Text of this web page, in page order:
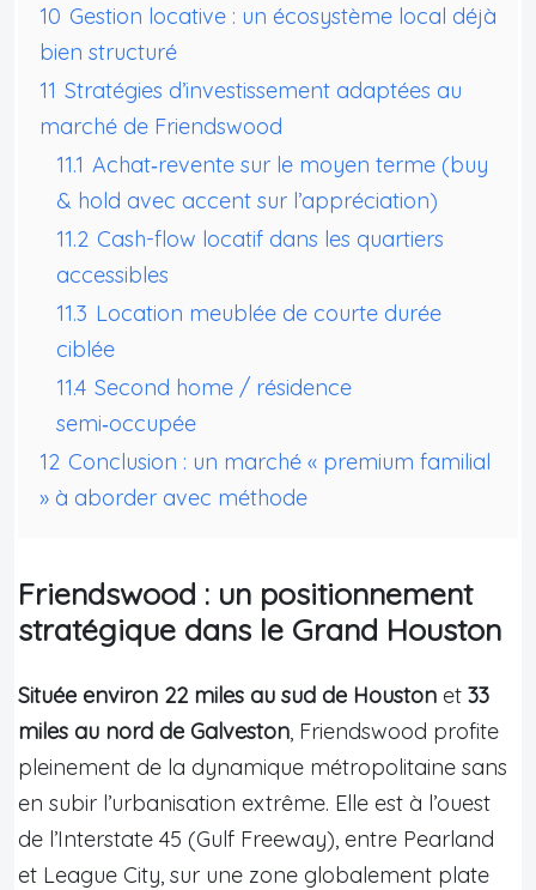
10 Gestion locative : un écosystème local déjà
bien structuré
11 Stratégies d’investissement adaptées au
marché de Friendswood
11.1 Achat‑revente sur le moyen terme (buy
& hold avec accent sur l’appréciation)
11.2 Cash-flow locatif dans les quartiers
accessibles
11.3 Location meublée de courte durée
ciblée
11.4 Second home / résidence
semi‑occupée
12 Conclusion : un marché « premium familial
» à aborder avec méthode
Friendswood : un positionnement
stratégique dans le Grand Houston
Située environ 22 miles au sud de Houston et 33
miles au nord de Galveston, Friendswood profite
pleinement de la dynamique métropolitaine sans
en subir l’urbanisation extrême. Elle est à l’ouest
de l’Interstate 45 (Gulf Freeway), entre Pearland
et League City, sur une zone globalement plate